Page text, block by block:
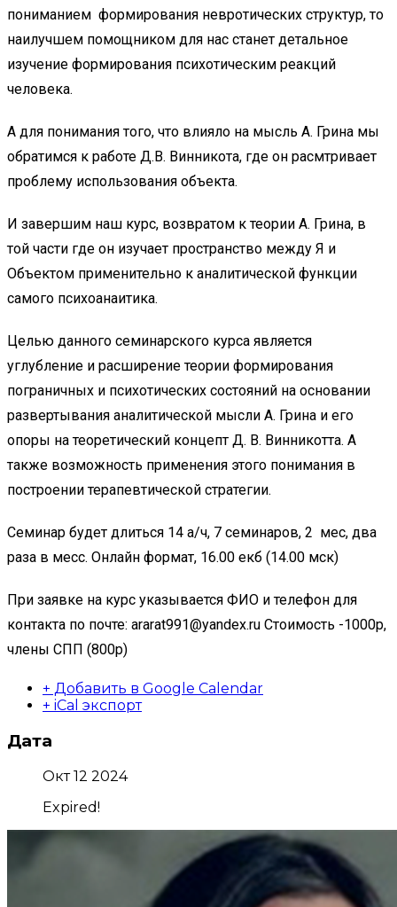
пониманием формирования невротических структур, то
наилучшем помощником для нас станет детальное
изучение формирования психотическим реакций
человека.
А для понимания того, что влияло на мысль А. Грина мы
обратимся к работе Д.В. Винникота, где он расмтривает
проблему использования объекта.
И завершим наш курс, возвратом к теории А. Грина, в
той части где он изучает пространство между Я и
Объектом применительно к аналитической функции
самого психоанаитика.
Целью данного семинарского курса является
углубление и расширение теории формирования
пограничных и психотических состояний на основании
развертывания аналитической мысли А. Грина и его
опоры на теоретический концепт Д. В. Винникотта. А
также возможность применения этого понимания в
построении терапевтической стратегии.
Семинар будет длиться 14 а/ч, 7 семинаров, 2 мес, два
раза в месс. Онлайн формат, 16.00 екб (14.00 мск)
При заявке на курс указывается ФИО и телефон для
контакта по почте: ararat991@yandex.ru Стоимость -1000р,
члены СПП (800р)
+ Добавить в Google Calendar
+ iCal экспорт
Дата
Окт 12 2024
Expired!